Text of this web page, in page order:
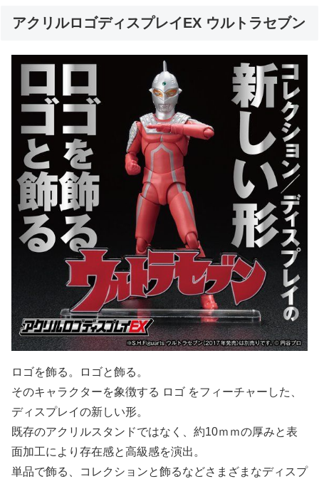
アクリルロゴディスプレイEX ウルトラセブン
ロゴを飾る。ロゴと飾る。
そのキャラクターを象徴する ロゴ をフィーチャーした、
ディスプレイの新しい形。
既存のアクリルスタンドではなく、約10ｍｍの厚みと表
面加工により存在感と高級感を演出。
単品で飾る、コレクションと飾るなどさまざまなディスプ